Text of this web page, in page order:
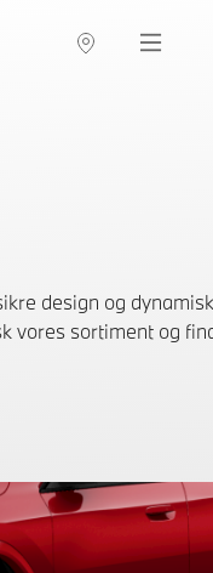
Navigation
design og
vores sortiment og